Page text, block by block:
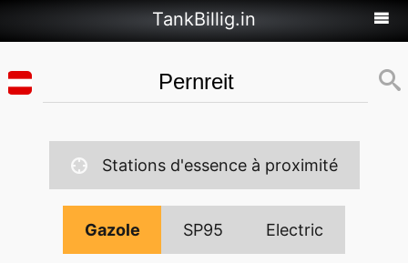
TankBillig.in
Stations d'essence à proximité
Gazole SP95 Electric